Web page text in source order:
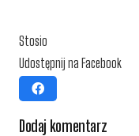
Stosio
Udostępnij na Facebook
Dodaj komentarz